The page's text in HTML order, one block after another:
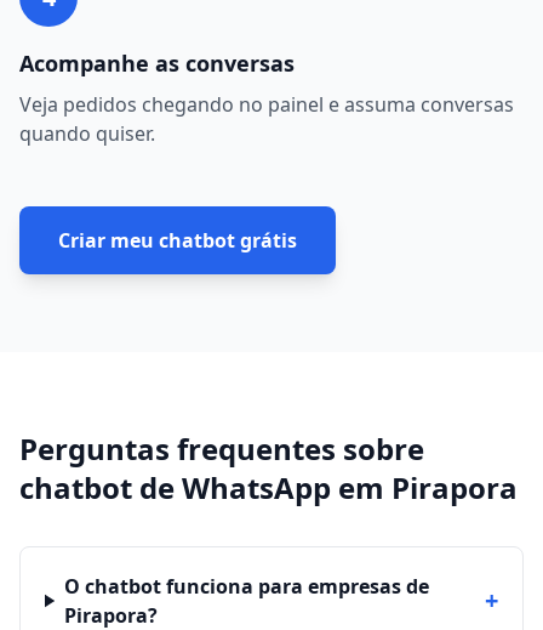
Acompanhe as conversas
Veja pedidos chegando no painel e assuma conversas
quando quiser.
Criar meu chatbot grátis
Perguntas frequentes sobre
chatbot de WhatsApp em Pirapora
O chatbot funciona para empresas de
Pirapora?
+